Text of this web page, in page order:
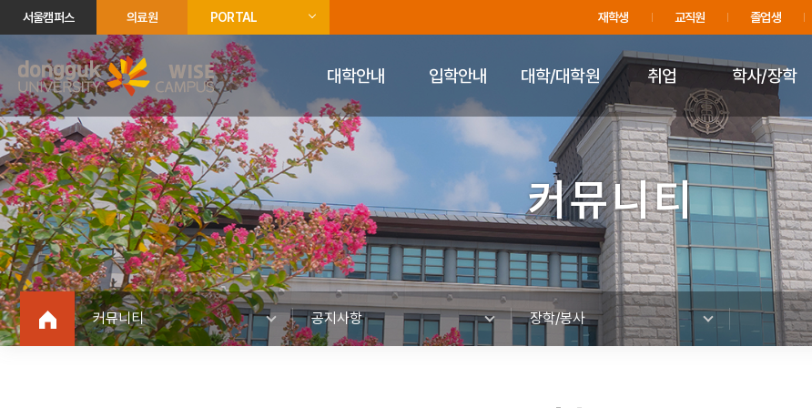
주메뉴 바로가기
푸터 바로가기
서울캠퍼스 의료원 PORTAL 재학생 교직원 졸업생
대학안내 입학안내 대학/대학원 취업 학사/장학
커뮤니티
커뮤니티 공지사항 장학/봉사